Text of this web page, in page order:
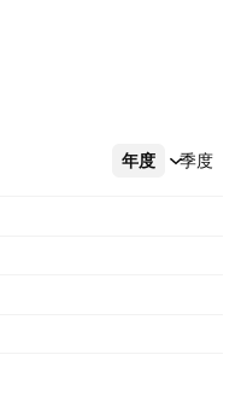
年度 季度
更多